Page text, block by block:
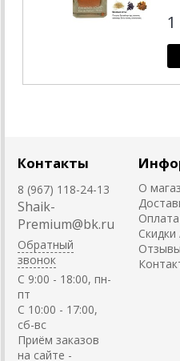
Контакты
8 (967) 118-24-13
Shaik-
Premium@bk.ru
Обратный
звонок
C 9:00 - 18:00, пн-
пт
С 10:00 - 17:00,
сб-вс
Приём заказов
на сайте -
О
Оплата
Отзывы